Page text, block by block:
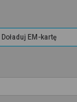
Doładuj EM-kartę